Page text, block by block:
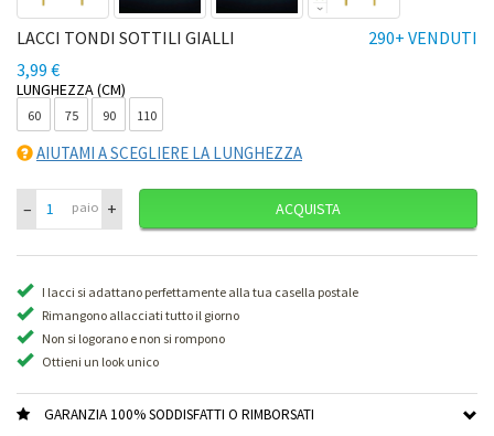
290+ VENDUTI
LACCI TONDI SOTTILI GIALLI
3,99 €
LUNGHEZZA (CM)
60 75 90 110
AIUTAMI A SCEGLIERE LA LUNGHEZZA
– paio + ACQUISTA
I lacci si adattano perfettamente alla tua casella postale
Rimangono allacciati tutto il giorno
Non si logorano e non si rompono
Ottieni un look unico
GARANZIA 100% SODDISFATTI O RIMBORSATI